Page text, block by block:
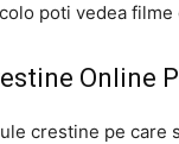
poti vedea
Online
crestine pe care